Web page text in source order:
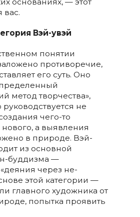
вас.
Вэй-увэй
понятии
противоречие,
его суть. Оно
метод творчества»,
руководствуется не
чего-то
а выявления
в природе. Вэй-
из основной
буддизма —
через не-
этой категории —
главного художника от
попытка проявить